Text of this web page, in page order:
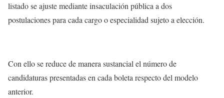
listado se ajuste mediante insaculación pública a dos
postulaciones para cada cargo o especialidad sujeto a elección.
Con ello se reduce de manera sustancial el número de
candidaturas presentadas en cada boleta respecto del modelo
anterior.